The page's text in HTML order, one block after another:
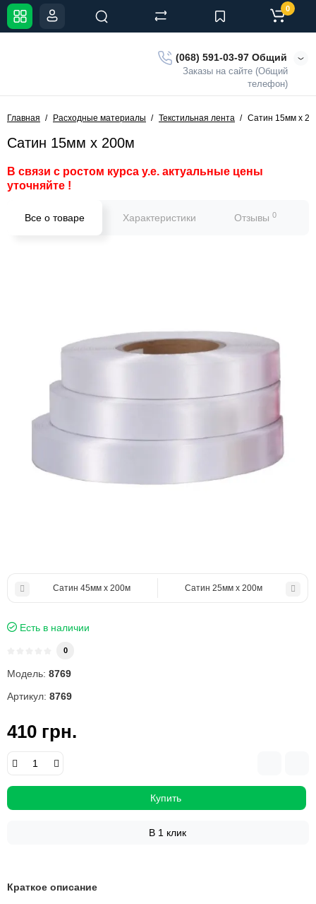
(068) 591-03-97 Общий
Заказы на сайте (Общий
телефон)
0
Главная Расходные материалы Текстильная лента Сатин 15мм х
Сатин 15мм х 200м
В связи с ростом курса у.е. актуальные цены
уточняйте !
Все о товаре Характеристики Отзывы 0
Сатин 45мм х 200м Сатин 25мм х 200м
Есть в наличии
0
Модель: 8769
Артикул: 8769
410 грн.
Купить
В 1 клик
Краткое описание